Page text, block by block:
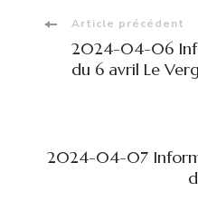
d'article
Article précédent
2024-04-06
du 6 avril Le
2024-04-07